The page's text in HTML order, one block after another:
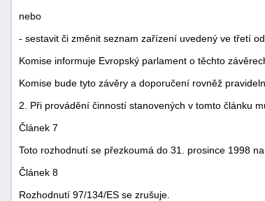
nebo
- sestavit či změnit seznam zařízení uvedený ve třetí
Komise informuje Evropský parlament o těchto
Komise bude tyto závěry a doporučení rovněž
2. Při provádění činností stanovených v tomto článku
Článek 7
Toto rozhodnutí se přezkoumá do 31. prosince 1998
Článek 8
Rozhodnutí 97/134/ES se zrušuje.